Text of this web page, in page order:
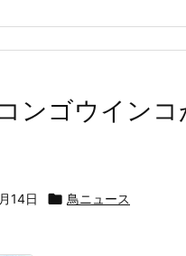
ンゴウイン
14日  鳥ニュース